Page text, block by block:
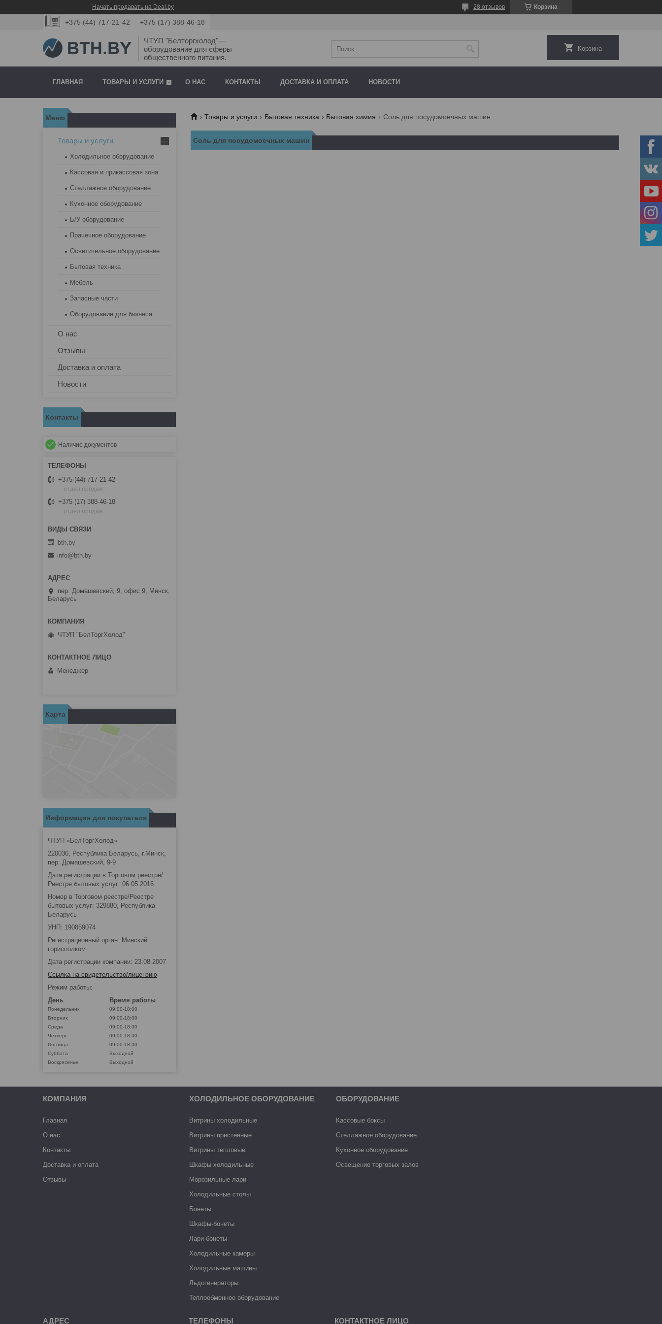
Начать продавать на Deal.by Корзина
28 отзывов
+375 (44) 717-21-42 +375 (17) 388-46-18
ЧТУП "Белторгхолод"—
оборудование для сферы
общественного питания.
Корзина
ГЛАВНАЯ ТОВАРЫ И УСЛУГИ О НАС КОНТАКТЫ ДОСТАВКА И ОПЛАТА НОВОСТИ
Товары и услуги Бытовая техника Бытовая химия Соль для посудомоечных машин
Соль для посудомоечных машин
Товары и услуги
Холодильное оборудование
Кассовая и прикассовая зона
Стеллажное оборудование
Кухонное оборудование
Б/У оборудование
Прачечное оборудование
Осветительное оборудование
Бытовая техника
Мебель
Запасные части
Оборудование для бизнеса
О нас
Отзывы
Доставка и оплата
Новости
Контакты
Наличие документов
+375 (44) 717-21-42
отдел продаж
+375 (17) 388-46-18
отдел продаж
bth.by
info@bth.by
пер. Домашевский, 9, офис 9, Минск,
Беларусь
ЧТУП "БелТоргХолод"
Менеджер
Карта
Информация для покупателя
ЧТУП «БелТоргХолод»
220036, Республика Беларусь, г.Минск,
пер. Домашевский, 9-9
Дата регистрации в Торговом реестре/
Реестре бытовых услуг: 06.05.2016
Номер в Торговом реестре/Реестре
бытовых услуг: 329880, Республика
Беларусь
УНП: 190859074
Регистрационный орган: Минский
горисполком
Дата регистрации компании: 23.08.2007
Ссылка на свидетельство/лицензию
Режим работы:
День
Время работы
Понедельник
09:00-18:00
Вторник
09:00-18:00
Среда
09:00-18:00
Четверг
09:00-18:00
Пятница
09:00-18:00
Суббота
Выходной
Воскресенье
Выходной
КОМПАНИЯ
Главная
О нас
Контакты
Доставка и оплата
Отзывы
ХОЛОДИЛЬНОЕ ОБОРУДОВАНИЕ
Витрины холодильные
Витрины пристенные
Витрины тепловые
Шкафы холодильные
Морозильные лари
Холодильные столы
Бонеты
Шкафы-бонеты
Лари-бонеты
Холодильные камеры
Холодильные машины
Льдогенераторы
Теплообменное оборудование
ОБОРУДОВАНИЕ
Кассовые боксы
Стеллажное оборудование
Кухонное оборудование
Освещение торговых залов